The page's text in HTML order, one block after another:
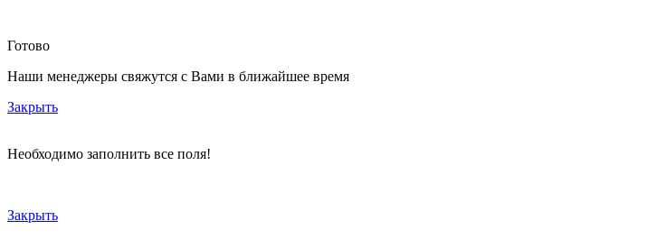
Готово
Наши менеджеры свяжутся с Вами в ближайшее время
Закрыть
Необходимо заполнить все поля!
Закрыть